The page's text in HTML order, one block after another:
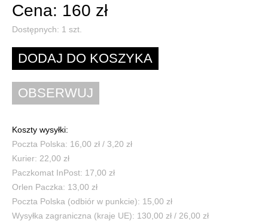
Cena: 160 zł
Dostępnych: 1 szt.
Koszty wysyłki:
Poczta Polska: 16,00 zł / 3,20 zł
Kurier: 22,00 zł
Paczkomat InPost: 17,00 zł
Orlen Paczka: 13,00 zł
Poczta Polska (odbiór w punkcie): 15,00 zł
Wysyłka zagraniczna (kraje UE): 130,00 zł / 26,00 zł